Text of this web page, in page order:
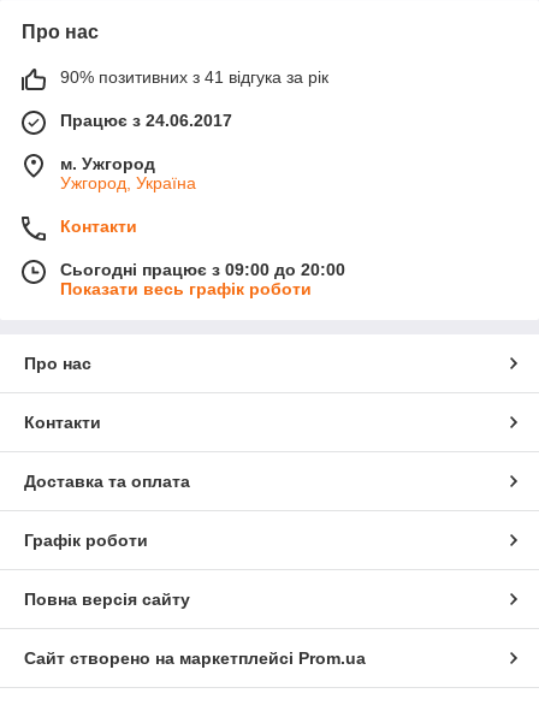
Про нас
90% позитивних з 41 відгука за рік
Працює з 24.06.2017
м. Ужгород
Ужгород, Україна
Контакти
Сьогодні працює з 09:00 до 20:00
Показати весь графік роботи
Про нас
Контакти
Доставка та оплата
Графік роботи
Повна версія сайту
Сайт створено на маркетплейсі Prom.ua